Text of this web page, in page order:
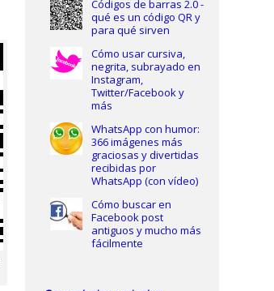
Códigos de barras 2.0 -
qué es un código QR y
para qué sirven
Cómo usar cursiva,
negrita, subrayado en
Instagram,
Twitter/Facebook y
más
WhatsApp con humor:
366 imágenes más
graciosas y divertidas
recibidas por
WhatsApp (con vídeo)
Cómo buscar en
Facebook post
antiguos y mucho más
fácilmente